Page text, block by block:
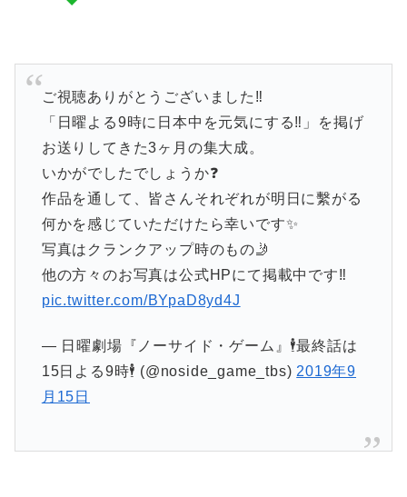
ご視聴ありがとうございました‼️
「日曜よる9時に日本中を元気にする‼️」を掲げ
お送りしてきた3ヶ月の集大成。
いかがでしたでしょうか❓
作品を通して、皆さんそれぞれが明日に繫がる
何かを感じていただけたら幸いです✨
写真はクランクアップ時のもの🤳
他の方々のお写真は公式HPにて掲載中です‼️
pic.twitter.com/BYpaD8yd4J
— 日曜劇場『ノーサイド・ゲーム』🕴最終話は
15日よる9時🕴 (@noside_game_tbs)2019年9
月15日